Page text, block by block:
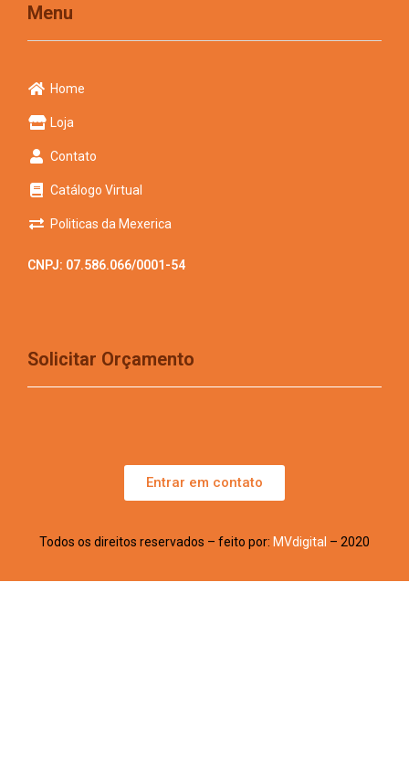
Menu
Home
Loja
Contato
Catálogo Virtual
Politicas da Mexerica
CNPJ: 07.586.066/0001-54
Solicitar Orçamento
Entrar em contato
Todos os direitos reservados – feito por: MVdigital – 2020